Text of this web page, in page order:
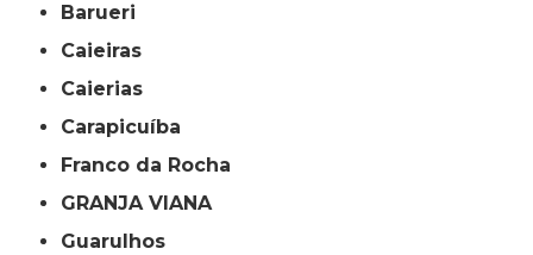
Barueri
Caieiras
Caierias
Carapicuíba
Franco da Rocha
GRANJA VIANA
Guarulhos